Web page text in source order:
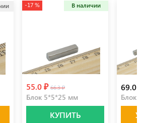
-17 % В наличии
55.0 ₽ 66.3 ₽
Блок 5*5*25 мм
КУПИТЬ
69.0 ₽
Блок